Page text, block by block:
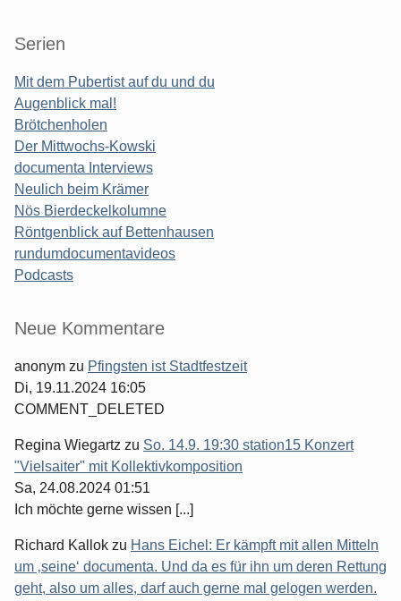
Serien
Mit dem Pubertist auf du und du
Augenblick mal!
Brötchenholen
Der Mittwochs-Kowski
documenta Interviews
Neulich beim Krämer
Nös Bierdeckelkolumne
Röntgenblick auf Bettenhausen
rundumdocumentavideos
Podcasts
Seitenleiste
Neue Kommentare
anonym zu Pfingsten ist Stadtfestzeit
Di, 19.11.2024 16:05
COMMENT_DELETED
Regina Wiegartz zu So. 14.9. 19:30 station15 Konzert
"Vielsaiter" mit Kollektivkomposition
Sa, 24.08.2024 01:51
Ich möchte gerne wissen [...]
Richard Kallok zu Hans Eichel: Er kämpft mit allen Mitteln
um ‚seine‘ documenta. Und da es für ihn um deren Rettung
geht, also um alles, darf auch gerne mal gelogen werden.